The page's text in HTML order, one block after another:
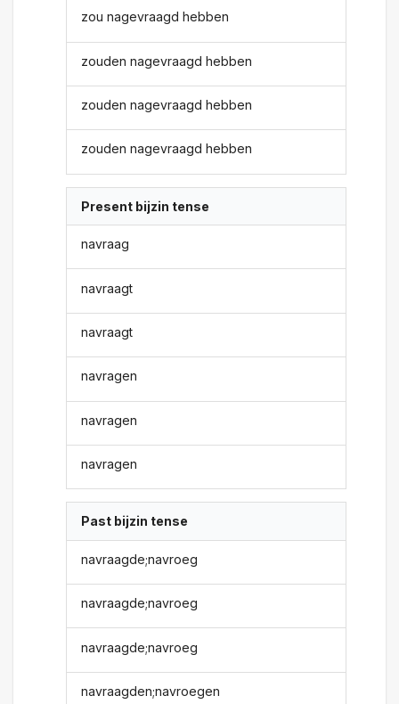
zou nagevraagd hebben
zouden nagevraagd hebben
zouden nagevraagd hebben
zouden nagevraagd hebben
Present bijzin tense
navraag
navraagt
navraagt
navragen
navragen
navragen
Past bijzin tense
navraagde;navroeg
navraagde;navroeg
navraagde;navroeg
navraagden;navroegen